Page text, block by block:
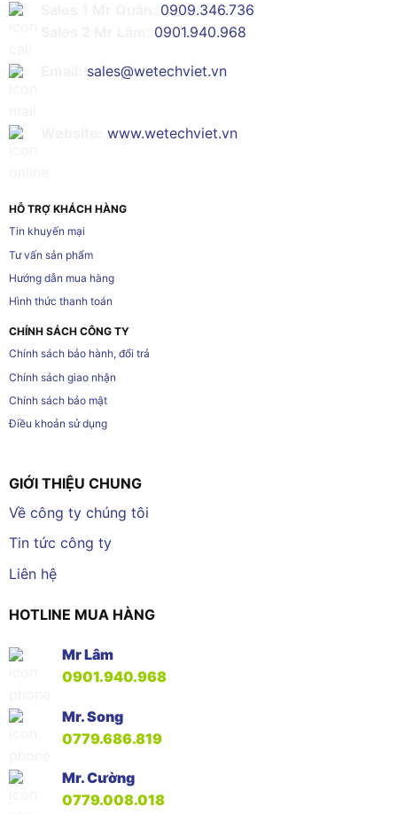
0909.346.736
0901.940.968
sales@wetechviet.vn
www.wetechviet.vn
HỖ TRỢ KHÁCH HÀNG
Tin khuyến mại
Tư vấn sản phẩm
Hướng dẫn mua hàng
Hình thức thanh toán
CHÍNH SÁCH CÔNG TY
Chính sách bảo hành, đổi trả
Chính sách giao nhận
Chính sách bảo mật
Điều khoản sử dụng
GIỚI THIỆU CHUNG
Về công ty chúng tôi
Tin tức công ty
Liên hệ
HOTLINE MUA HÀNG
Mr Lâm
0901.940.968
Mr. Song
0779.686.819
Mr. Cường
0779.008.018